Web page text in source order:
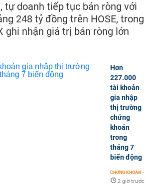
tự doanh tiếp tục bán ròng với
248 tỷ đồng trên HOSE, trong
ghi nhận giá trị bán ròng lớn
Hơn
227.000
tài khoản
gia nhập
thị trường
chứng
khoán
trong
tháng 7
biến động
CHỨNG KHOÁN -
2 giờ trước